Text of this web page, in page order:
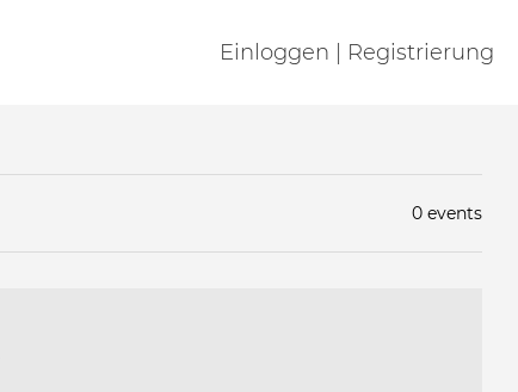
Einloggen | Registrierung
0 events